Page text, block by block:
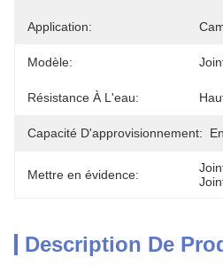
Application:
Modèle:
Résistance À L'eau:
Capacité D'approvisionnement:
Mettre en évidence:
Description De